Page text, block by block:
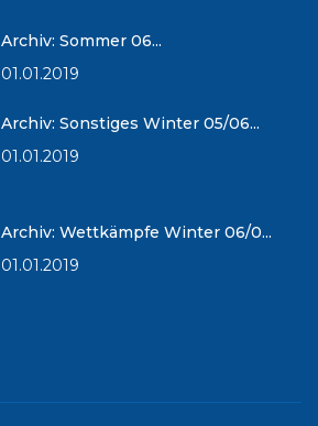
Archiv: Sommer 06...
01.01.2019
Archiv: Sonstiges Winter 05/06...
01.01.2019
Archiv: Wettkämpfe Winter 06/0...
01.01.2019